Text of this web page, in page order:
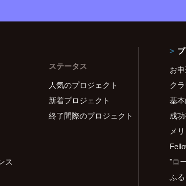
ス
ステータス
人気のプロジェクト
新着プロジェクト
終了間際のプロジェクト
お
ク
基
成
メ
"ロ
ふ